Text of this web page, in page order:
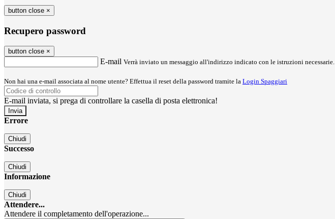
button close ×
Recupero password
button close ×
E-mail Verrà inviato un messaggio all'indirizzo indicato con le istruzioni necessarie.
Non hai una e-mail associata al nome utente? Effettua il reset della password tramite la Login Spaggiari
E-mail inviata, si prega di controllare la casella di posta elettronica!
Errore
Chiudi
Successo
Chiudi
Informazione
Chiudi
Attendere...
Attendere il completamento dell'operazione...